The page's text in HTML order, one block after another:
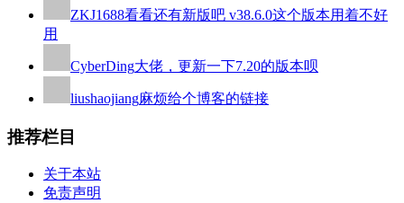
ZKJ1688看看还有新版吧 v38.6.0这个版本用着不好
用
CyberDing大佬，更新一下7.20的版本呗
liushaojiang麻烦给个博客的链接
推荐栏目
关于本站
免责声明